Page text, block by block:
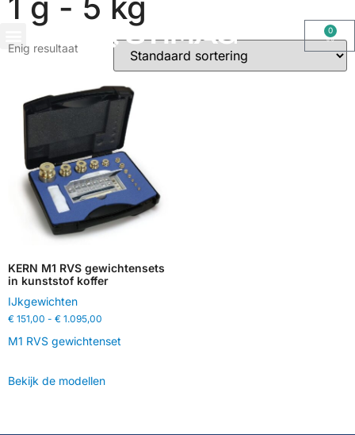
0
Enig resultaat
KERN M1 RVS gewichtensets
in kunststof koffer
IJkgewichten
€ 151,00 - € 1.095,00
M1 RVS gewichtenset
Bekijk de modellen